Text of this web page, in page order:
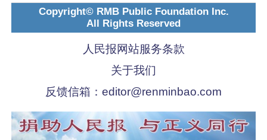
Copyright© RMB Public Foundation Inc.
All Rights Reserved
人民报网站服务条款
关于我们
反馈信箱： editor@renminbao.com